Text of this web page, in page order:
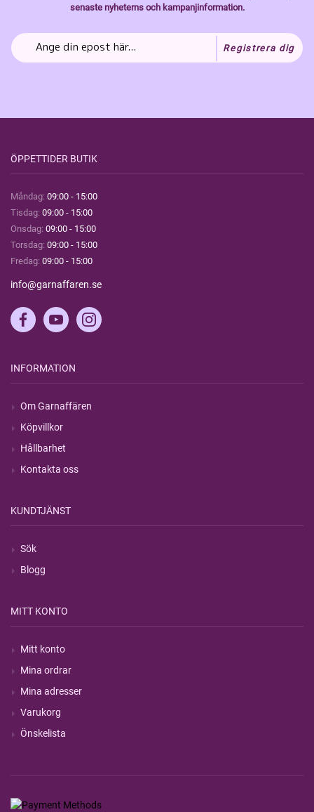
senaste nyheterns och kampanjinformation.
Registrera dig
ÖPPETTIDER BUTIK
Måndag: 09:00 - 15:00
Tisdag: 09:00 - 15:00
Onsdag: 09:00 - 15:00
Torsdag: 09:00 - 15:00
Fredag: 09:00 - 15:00
info@garnaffaren.se
INFORMATION
Om Garnaffären
Köpvillkor
Hållbarhet
Kontakta oss
KUNDTJÄNST
Sök
Blogg
MITT KONTO
Mitt konto
Mina ordrar
Mina adresser
Varukorg
Önskelista